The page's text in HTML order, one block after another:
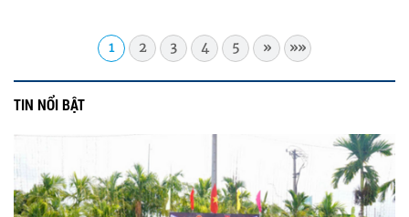
1 2 3 4 5 » »»
TIN NỔI BẬT